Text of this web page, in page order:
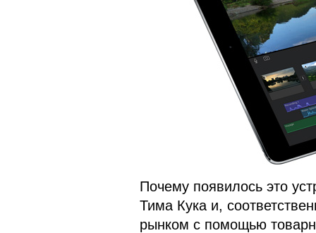
Почему появилось это
Тима Кука и,
рынком с помощью